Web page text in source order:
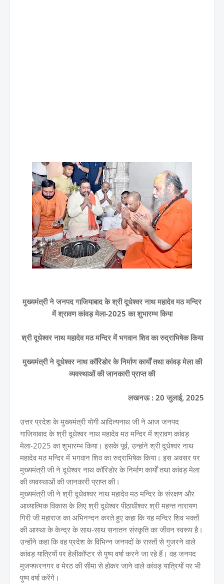
मुख्यमंत्री ने जनपद गाजियाबाद के श्री दूधेश्वर नाथ महादेव मठ मन्दिर
में श्रावण कांवड़ मेला-2025 का शुभारम्भ किया
श्री दूधेश्वर नाथ महादेव मठ मन्दिर में भगवान शिव का रुद्राभिषेक किया
मुख्यमंत्री ने दूधेश्वर नाथ कॉरिडोर के निर्माण कार्यों तथा कांवड़ मेला की
व्यवस्थाओं की जानकारी प्राप्त की
लखनऊ : 20 जुलाई, 2025
उत्तर प्रदेश के मुख्यमंत्री योगी आदित्यनाथ जी ने आज जनपद
गाजियाबाद के श्री दूधेश्वर नाथ महादेव मठ मन्दिर में श्रावण कांवड़
मेला-2025 का शुभारम्भ किया। इसके पूर्व, उन्हांने श्री दूधेश्वर नाथ
महादेव मठ मन्दिर में भगवान शिव का रुद्राभिषेक किया। इस अवसर पर
मुख्यमंत्री जी ने दूधेश्वर नाथ कॉरिडोर के निर्माण कार्यों तथा कांवड़ मेला
की व्यवस्थाओं की जानकारी प्राप्त की।
मुख्यमंत्री जी ने श्री दूधेवश्वर नाथ महादेव मठ मन्दिर के संरक्षण और
आध्यात्मिक विकास के लिए श्री दूधेश्वर पीठाधीश्वर श्री महन्त नारायण
गिरी जी महाराज का अभिनन्दन करते हुए कहा कि यह मन्दिर शिव भक्तों
की आस्था के केन्द्र के साथ-साथ सनातन संस्कृति का जीवन स्वरूप है।
उन्होंने कहा कि वह प्रदेश के विभिन्न जनपदों के रास्तों से गुजरने वाले
कांवड़ यात्रियों पर हेलीकॉप्टर से पुष्प वर्षा करने जा रहे हैं। वह जनपद
मुजफ्फरनगर व मेरठ की सीमा से होकर जाने वाले कांवड़ यात्रियों पर भी
पुष्प वर्षा करेंगे।